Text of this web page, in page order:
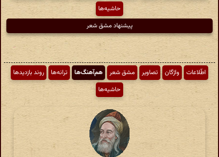
حاشیه‌ها
پیشنهاد مشق شعر
اطّلاعات واژگان تصاویر مشق شعر هم‌آهنگ‌ها ترانه‌ها
روند بازدیدها
حاشیه‌ها